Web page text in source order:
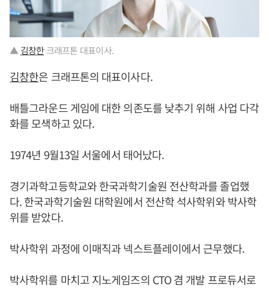
▲ 김창한크래프톤 대표이사.
김창한은 크래프톤의 대표이사다.
배틀그라운드 게임에 대한 의존도를 낮추기 위해 사업 다각
화를 모색하고 있다.
1974년 9월13일 서울에서 태어났다.
경기과학고등학교와 한국과학기술원 전산학과를 졸업했
다. 한국과학기술원 대학원에서 전산학 석사학위와 박사학
위를 받았다.
박사학위 과정에 이매직과 넥스트플레이에서 근무했다.
박사학위를 마치고 지노게임즈의 CTO 겸 개발 프로듀서로